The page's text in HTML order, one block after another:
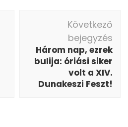
Következő
bejegyzés
Három nap, ezrek
bulija: óriási siker
volt a XIV.
Dunakeszi Feszt!